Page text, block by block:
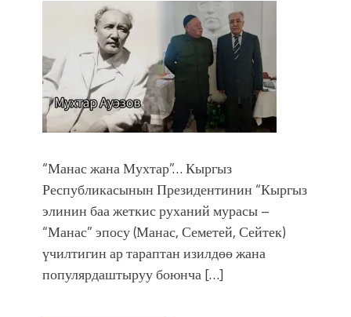
“Манас жана Мухтар”… Кыргыз
Республикасынын Президентинин “Кыргыз
элинин баа жеткис руханий мурасы –
“Манас” эпосу (Манас, Семетей, Сейтек)
үчилтигин ар тараптан изилдөө жана
популярдаштыруу боюнча […]